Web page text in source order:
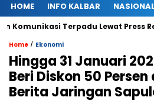
HOME INFO KALBAR NASIONAL
Terpadu Lewat Press Release
Home / Ekonomi
Hingga 31 Januari
Beri Diskon 50 Persen
Berita Jaringan